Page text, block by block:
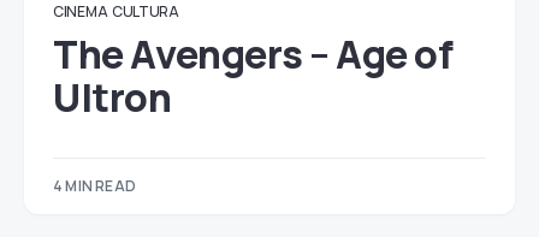
CINEMA CULTURA
The Avengers – Age of
Ultron
4 MIN READ